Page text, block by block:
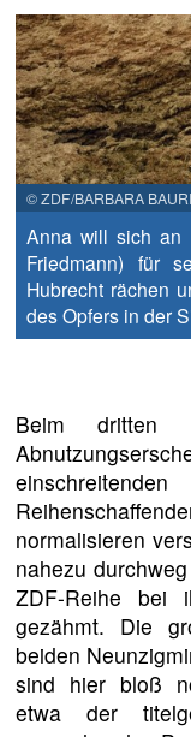
© ZDF/BARBARA
Anna will sich an
Friedmann) für
Hubrecht rächen
des Opfers in der
Beim dritten
normalisieren
nahezu
ZDF-Reihe bei
gezähmt. Die
beiden
sind hier bloß
etwa der